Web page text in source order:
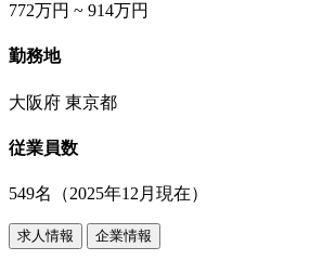
772万円 ~ 914万円
勤務地
大阪府 東京都
従業員数
549名（2025年12月現在）
求人情報 企業情報